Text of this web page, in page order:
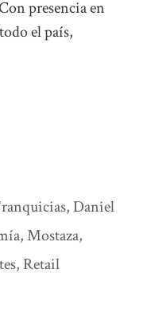
presencia en
el país,
,Daniel
,Mostaza,
, Retail